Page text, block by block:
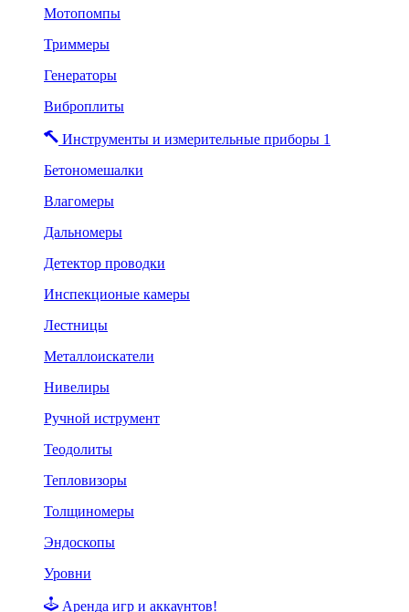
Мотопомпы
Триммеры
Генераторы
Виброплиты
Инструменты и измерительные приборы 1
Бетономешалки
Влагомеры
Дальномеры
Детектор проводки
Инспекционые камеры
Лестницы
Металлоискатели
Нивелиры
Ручной иструмент
Теодолиты
Тепловизоры
Толщиномеры
Эндоскопы
Уровни
Аренда игр и аккаунтов!